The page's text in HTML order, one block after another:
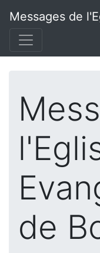
Messages de
de